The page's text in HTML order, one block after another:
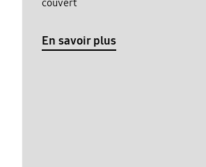
couvert
En savoir plus